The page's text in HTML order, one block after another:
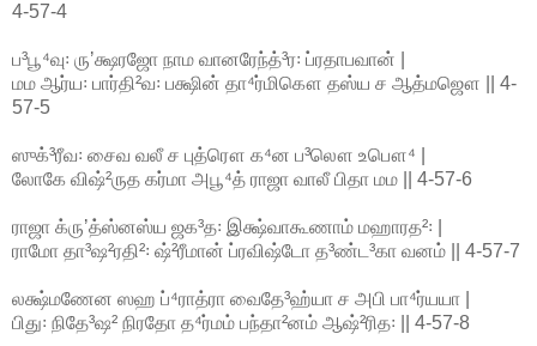
4-57-4
ப³பூ⁴வு꞉ ருʼக்ஷரஜோ நாம வானரேந்த்³ர꞉ ப்ரதாபவான் |
மம ஆர்ய꞉ பார்தி²வ꞉ பக்ஷின் தா⁴ர்மிகௌ தஸ்ய ச ஆத்மஜௌ || 4-
57-5
ஸுக்³ரீவ꞉ சைவ வலீ ச புத்ரௌ க⁴ன ப³லௌ உபௌ⁴ |
லோகே விஷ்²ருத கர்மா அபூ⁴த் ராஜா வாலீ பிதா மம || 4-57-6
ராஜா க்ருʼத்ஸ்னஸ்ய ஜக³த꞉ இக்ஷ்வாகூணாம் மஹாரத²꞉ |
ராமோ தா³ஷ²ரதி²꞉ ஷ்²ரீமான் ப்ரவிஷ்டோ த³ண்ட³கா வனம் || 4-57-7
லக்ஷ்மணேன ஸஹ ப்⁴ராத்ரா வைதே³ஹ்யா ச அபி பா⁴ர்யயா |
பிது꞉ நிதே³ஷ² நிரதோ த⁴ர்மம் பந்தா²னம் ஆஷ்²ரித꞉ || 4-57-8